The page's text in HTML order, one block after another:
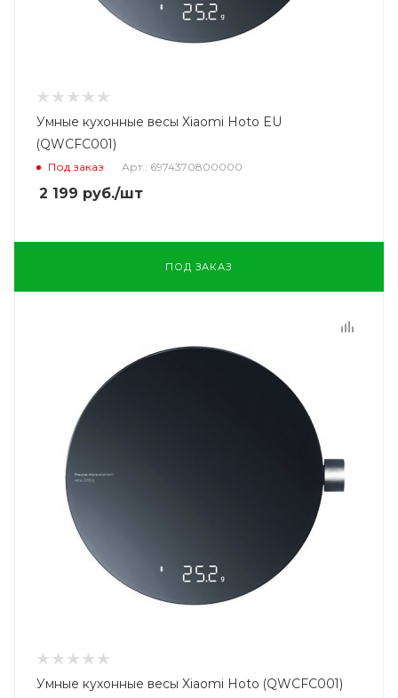
Умные кухонные весы Xiaomi Hoto EU
(QWCFC001)
Под заказ Арт.: 6974370800000
2 199 руб./шт
ПОД ЗАКАЗ
Умные кухонные весы Xiaomi Hoto (QWCFC001)